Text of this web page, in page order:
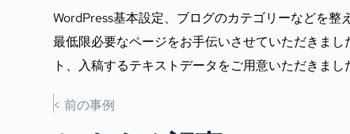
WordPress基本設定、ブログのカテゴリーなどを
最低限必要なページをお手伝いさせていただきま
ト、入稿するテキストデータをご用意いただきまし
< 前の事例